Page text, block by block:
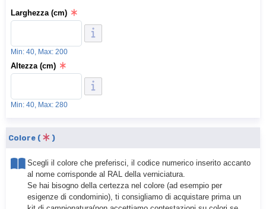
Larghezza (cm)
Min: 40, Max: 200
Altezza (cm)
Min: 40, Max: 280
Colore ( )
Scegli il colore che preferisci, il codice numerico inserito accanto
al nome corrisponde al RAL della verniciatura.
Se hai bisogno della certezza nel colore (ad esempio per
esigenze di condominio), ti consigliamo di acquistare prima un